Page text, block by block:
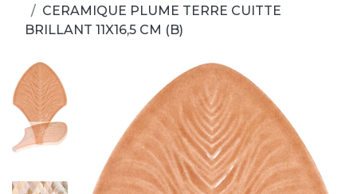
CERAMIQUE PLUME TERRE CUITTE
BRILLANT 11X16,5 CM (B)